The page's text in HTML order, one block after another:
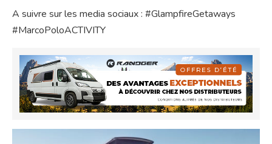
A suivre sur les media sociaux : #GlampfireGetaways
#MarcoPoloACTIVITY